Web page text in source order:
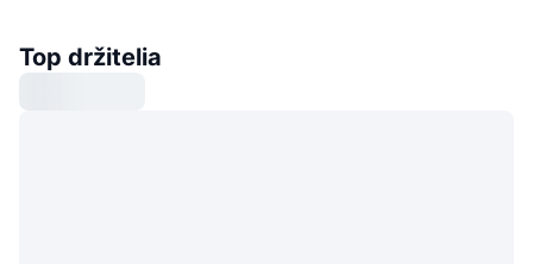
Top držitelia